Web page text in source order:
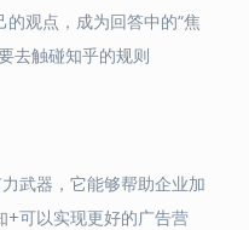
观点，成为回答中的“焦
去触碰知乎的规则
武器，它能够帮助企业加
+可以实现更好的广告营